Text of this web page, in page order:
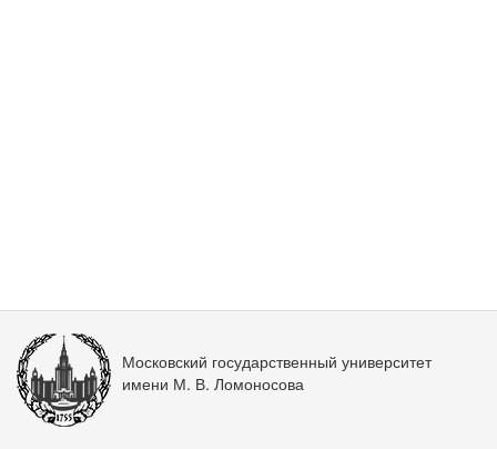
Московский государственный университет
имени М. В. Ломоносова